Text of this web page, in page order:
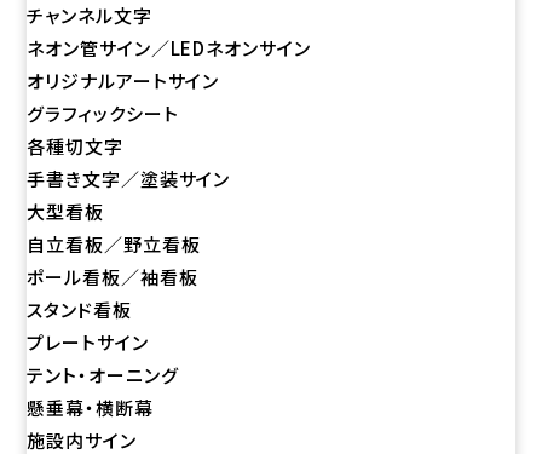
チャンネル文字
ネオン管サイン／LEDネオンサイン
オリジナルアートサイン
グラフィックシート
各種切文字
手書き文字／塗装サイン
大型看板
自立看板／野立看板
ポール看板／袖看板
スタンド看板
プレートサイン
テント・オーニング
懸垂幕・横断幕
施設内サイン